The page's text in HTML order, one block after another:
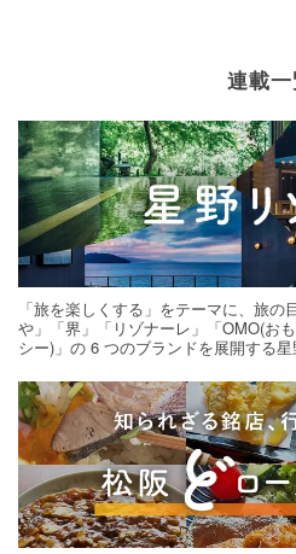
連載
「旅を楽しくする」をテーマに、旅
や」「界」「リゾナーレ」「OMO(お
シー)」の 6 つのブランドを展開する